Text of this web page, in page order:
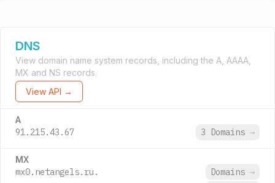
DNS
View domain name system records, including the A, AAAA,
MX and NS records.
View API →
A
91.215.43.67 3 Domains →
MX
mx0.netangels.ru. Domains →